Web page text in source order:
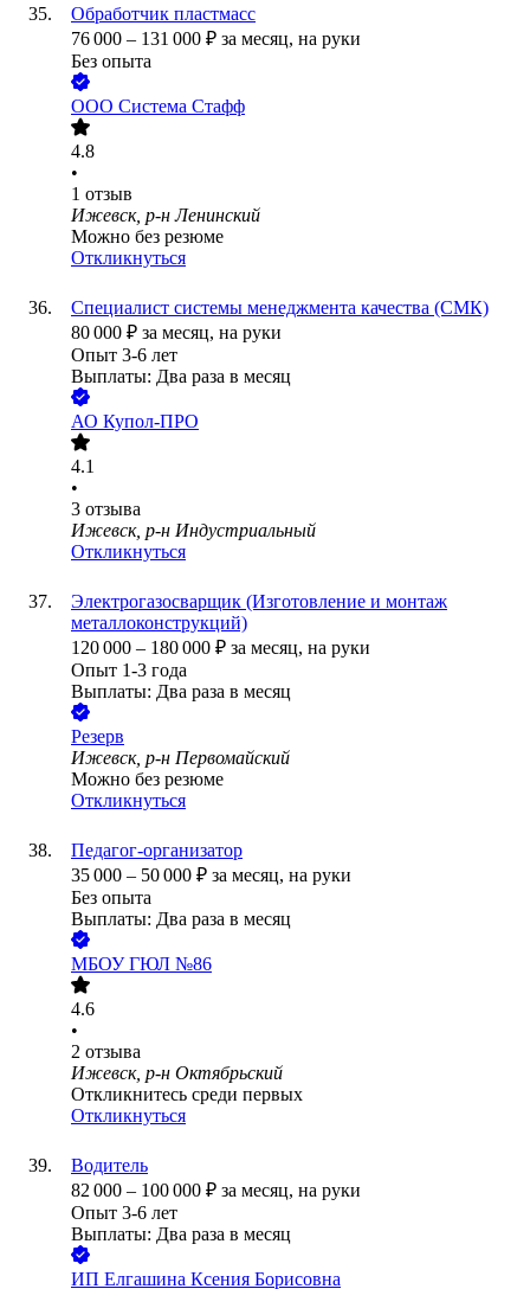
Обработчик пластмасс
76 000 – 131 000 ₽ за месяц, на руки
Без опыта
ООО Система Стафф
4.8
•
1 отзыв
Ижевск, р-н Ленинский
Можно без резюме
Откликнуться
Специалист системы менеджмента качества (СМК)
80 000 ₽ за месяц, на руки
Опыт 3-6 лет
Выплаты: Два раза в месяц
АО Купол-ПРО
4.1
•
3 отзыва
Ижевск, р-н Индустриальный
Откликнуться
Электрогазосварщик (Изготовление и монтаж
металлоконструкций)
120 000 – 180 000 ₽ за месяц, на руки
Опыт 1-3 года
Выплаты: Два раза в месяц
Резерв
Ижевск, р-н Первомайский
Можно без резюме
Откликнуться
Педагог-организатор
35 000 – 50 000 ₽ за месяц, на руки
Без опыта
Выплаты: Два раза в месяц
МБОУ ГЮЛ №86
4.6
•
2 отзыва
Ижевск, р-н Октябрьский
Откликнитесь среди первых
Откликнуться
Водитель
82 000 – 100 000 ₽ за месяц, на руки
Опыт 3-6 лет
Выплаты: Два раза в месяц
ИП Елгашина Ксения Борисовна